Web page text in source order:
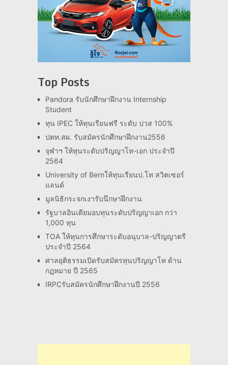
Top Posts
Pandora รับนักศึกษาฝึกงาน Internship
Student
ทุน IPEC ให้ทุนเรียนฟรี ระดับ ปวส 100%
ปตท.สผ. รับสมัครนักศึกษาฝึกงาน2556
จุฬาฯ ให้ทุนระดับปริญญาโท-เอก ประจำปี
2564
University of Bernให้ทุนเรียนป.โท สวิตเซอร์
แลนด์
มูลนิธิกระจกเงารับนึกษาฝึกงาน
รัฐบาลอินเดียมอบทุนระดับปริญญาเอก กว่า
1,000 ทุน
TOA ให้ทุนการศึกษาระดับอนุบาล-ปริญญาตรี
ประจำปี 2564
ศาลยุติธรรมเปิดรับสมัครทุนปริญญาโท ด้าน
กฎหมาย ปี 2565
IRPCรับสมัครนักศึกษาฝึกงานปี 2556